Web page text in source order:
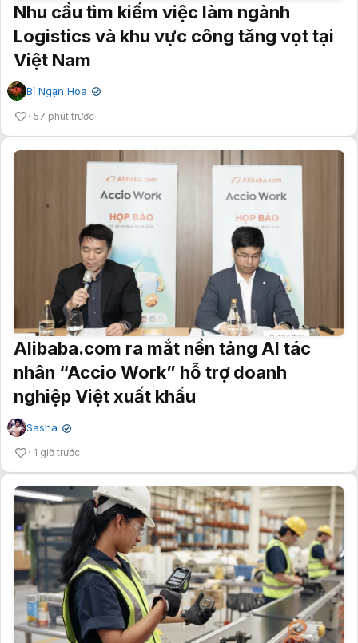
Nhu cầu tìm kiếm việc làm ngành
Logistics và khu vực công tăng vọt tại
Việt Nam
Bỉ Ngạn Hoa ✔
57 phút trước
Alibaba.com ra mắt nền tảng AI tác
nhân “Accio Work” hỗ trợ doanh
nghiệp Việt xuất khẩu
Sasha ✔
1 giờ trước